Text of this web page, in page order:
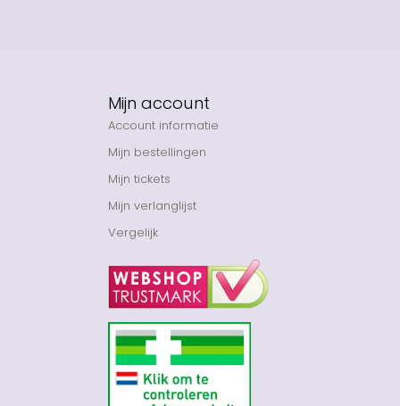
Mijn account
Account informatie
Mijn bestellingen
Mijn tickets
Mijn verlanglijst
Vergelijk